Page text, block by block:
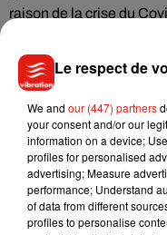
raison de la crise du
(Avec AFP)
Le respect de
We and our (447) partners
your consent and/or our
information on a device;
profiles for personalised
advertising; Measure
performance; Understand
of data from different
profiles to personalise